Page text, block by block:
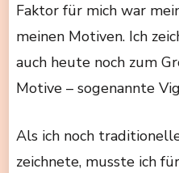
Faktor für mich war
meinen Motiven. Ich
auch heute noch zum
Motive – sogenannte
Als ich noch
zeichnete, musste ich